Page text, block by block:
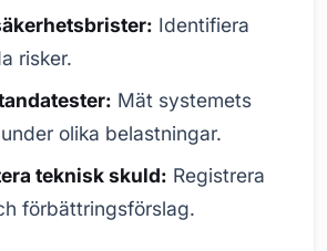
Identifiera
risker.
Mät systemets
olika belastningar.
teknisk skuld: Registrera
förbättringsförslag.